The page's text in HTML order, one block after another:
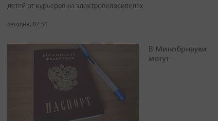
детей от курьеров на электровелосипедах
сегодня, 02:31
В Минобрнауки
могут